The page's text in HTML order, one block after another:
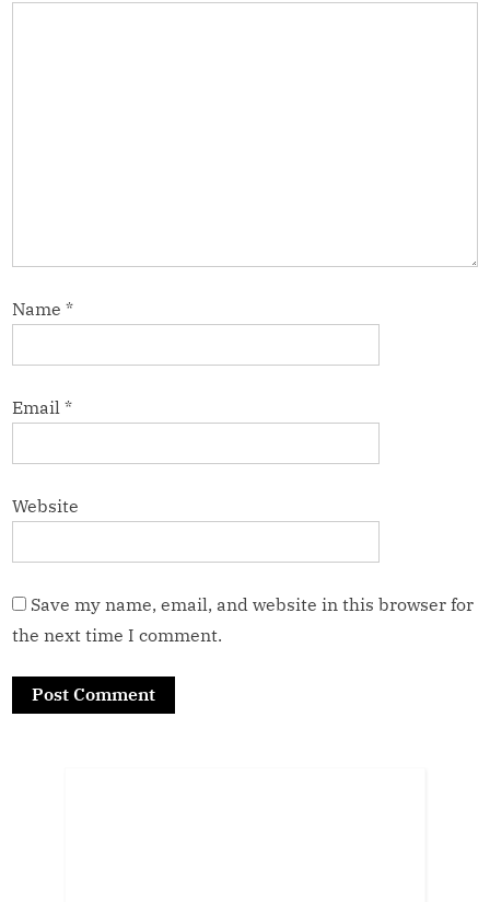
Name *
Email *
Website
Save my name, email, and website in this browser for
the next time I comment.